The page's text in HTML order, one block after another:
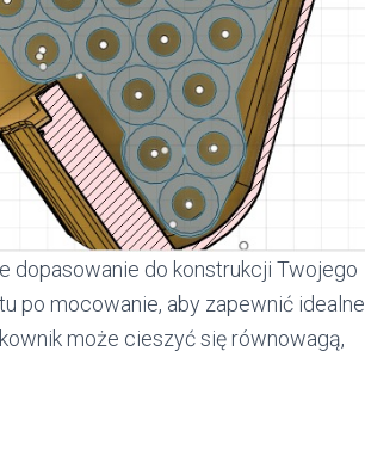
dopasowanie do konstrukcji Twojego
po mocowanie, aby zapewnić idealne
może cieszyć się równowagą,